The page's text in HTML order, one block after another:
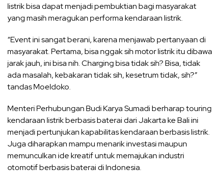
listrik bisa dapat menjadi pembuktian bagi masyarakat
yang masih meragukan performa kendaraan listrik.
“Event ini sangat berani, karena menjawab pertanyaan di
masyarakat. Pertama, bisa nggak sih motor listrik itu dibawa
jarak jauh, ini bisa nih. Charging bisa tidak sih? Bisa, tidak
ada masalah, kebakaran tidak sih, kesetrum tidak, sih?”
tandas Moeldoko.
Menteri Perhubungan Budi Karya Sumadi berharap touring
kendaraan listrik berbasis baterai dari Jakarta ke Bali ini
menjadi pertunjukan kapabilitas kendaraan berbasis listrik.
Juga diharapkan mampu menarik investasi maupun
memunculkan ide kreatif untuk memajukan industri
otomotif berbasis baterai di Indonesia.